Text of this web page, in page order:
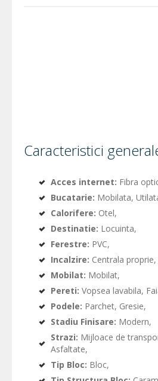
Caracteristici
Acces internet: Fibra
Bucatarie: Mobilata,
Calorifere: Otel,
Destinatie: Locuinta,
Ferestre: PVC,
Incalzire: Centrala
Mobilat: Mobilat,
Pereti: Vopsea lavabila,
Podele: Parchet, Gresie,
Stadiu Finisare: Modern,
Strazi: Mijloace de
Asfaltate,
Tip Bloc: Bloc,